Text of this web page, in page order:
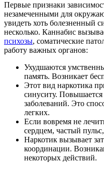
Первые признаки
незамеченными для
увидеть хоть болезненный
несколько. Каннабис
психозы, соматические
работу важных органов:
Ухудшаются
память. Возникает
Этот вид наркотика
синуситу.
заболеваний. Это
легких.
Если вовремя не
сердцем, частый
Наркотик вызывает
координации.
некоторых действий.